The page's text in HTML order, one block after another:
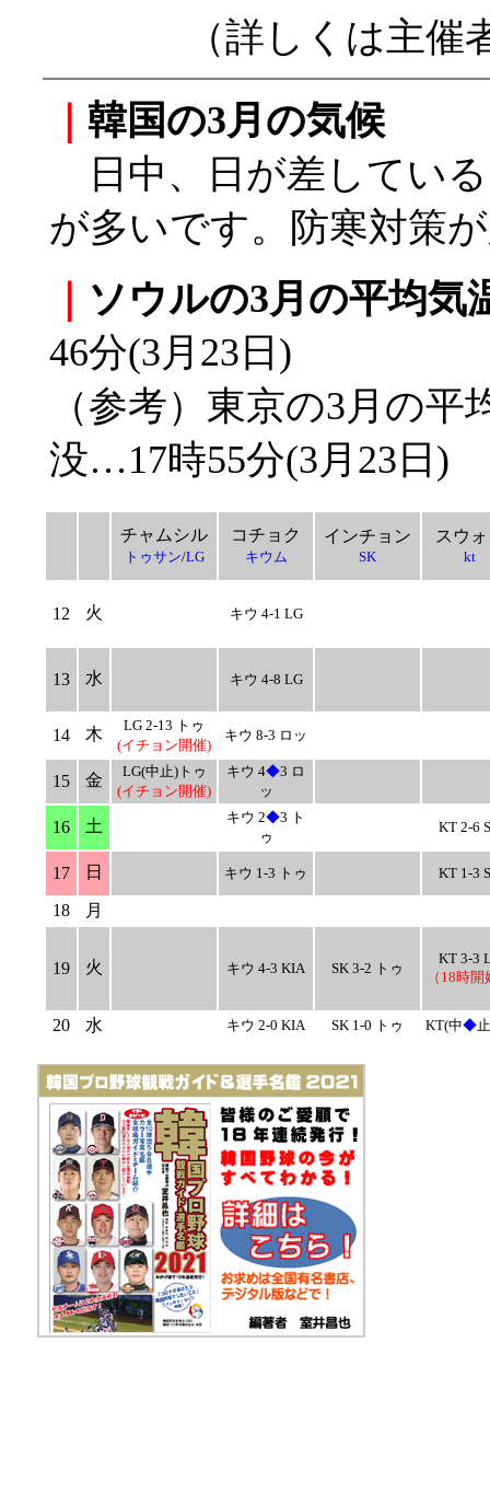
（詳しくは主
韓国の3月の気候
日中、日が差してい
が多いです。防寒対策
ソウルの3月の平均気
46分(3月23日)
（参考）東京の3月の
没…17時55分(3月23日)
チャムシル
トゥサン/LG
コチョク
キウム
インチョン
SK
スウ
kt
12 火 キウ 4-1 LG
13 水 キウ 4-8 LG
14 木
LG 2-13 トゥ
(イチョン開催)
キウ 8-3 ロッ
15 金
LG(中止)トゥ
(イチョン開催)
キウ 4◆3 ロ
ッ
16 土 キウ 2◆3 ト
ゥ
KT 2-6
17 日 キウ 1-3 トゥ KT 1-3
18 月
19 火 キウ 4-3 KIA SK 3-2 トゥ
KT 3-3
（18時
20 水 キウ 2-0 KIA SK 1-0 トゥ KT(中◆